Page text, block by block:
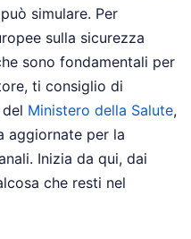
simulare. Per
sulla sicurezza
sono fondamentali per
ti consiglio di
Ministero della Salute,
aggiornate per la
Inizia da qui, dai
che resti nel